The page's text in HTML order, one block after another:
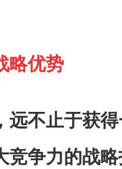
略优势
远不止于获
竞争力的战